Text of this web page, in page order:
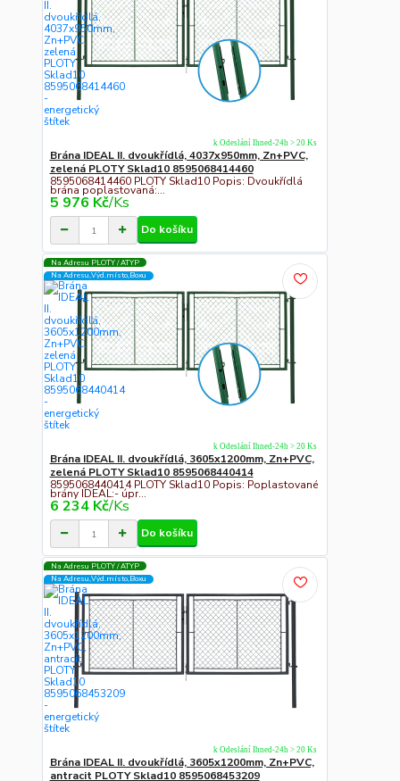
Brána IDEAL II. dvoukřídlá, 4037x950mm, Zn+PVC,
zelená PLOTY Sklad10 8595068414460
8595068414460 PLOTY Sklad10 Popis: Dvoukřídlá
brána poplastovaná:...
5 976 Kč/Ks
k Odeslání Ihned-24h > 20 Ks
Do košíku
Na Adresu PLOTY / ATYP
Na Adresu,Výd.místo,Boxu
Brána IDEAL II. dvoukřídlá, 3605x1200mm, Zn+PVC,
zelená PLOTY Sklad10 8595068440414
8595068440414 PLOTY Sklad10 Popis: Poplastované
brány IDEAL:- úpr...
6 234 Kč/Ks
k Odeslání Ihned-24h > 20 Ks
Do košíku
Na Adresu PLOTY / ATYP
Na Adresu,Výd.místo,Boxu
Brána IDEAL II. dvoukřídlá, 3605x1200mm, Zn+PVC,
antracit PLOTY Sklad10 8595068453209
k Odeslání Ihned-24h > 20 Ks